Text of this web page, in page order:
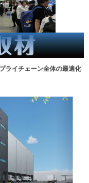
ライチェーン全体の最適化